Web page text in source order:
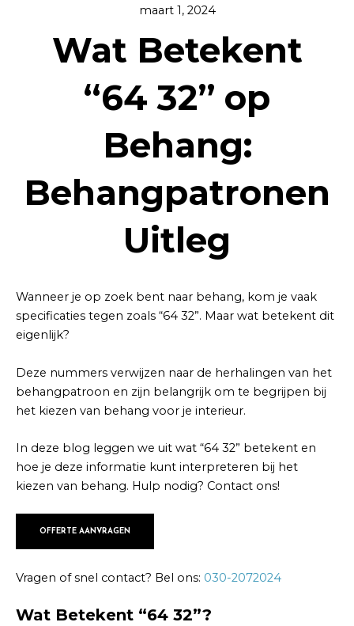
maart 1, 2024
Wat Betekent
“64 32” op
Behang:
Behangpatronen
Uitleg
Wanneer je op zoek bent naar behang, kom je vaak
specificaties tegen zoals “64 32”. Maar wat betekent dit
eigenlijk?
Deze nummers verwijzen naar de herhalingen van het
behangpatroon en zijn belangrijk om te begrijpen bij
het kiezen van behang voor je interieur.
In deze blog leggen we uit wat “64 32” betekent en
hoe je deze informatie kunt interpreteren bij het
kiezen van behang. Hulp nodig? Contact ons!
OFFERTE AANVRAGEN
Vragen of snel contact? Bel ons: 030-2072024
Wat Betekent “64 32”?